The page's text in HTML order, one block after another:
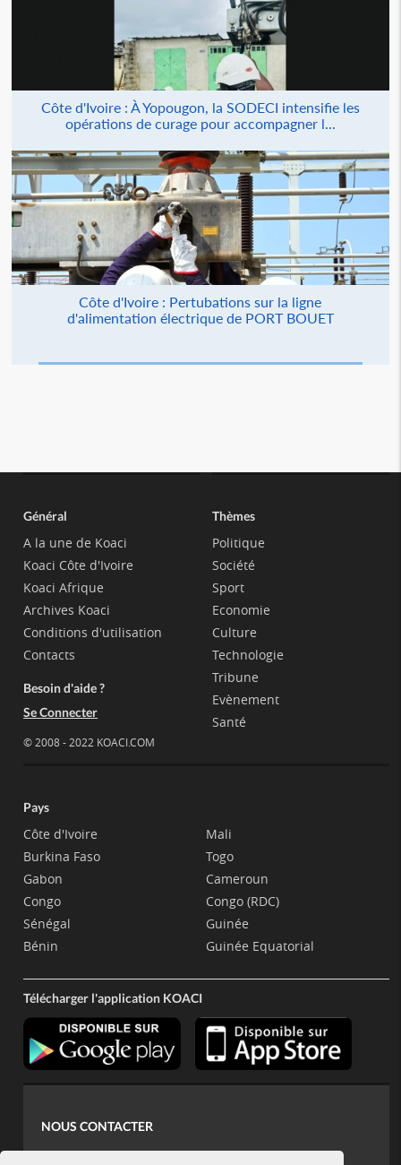
Côte d'Ivoire : À Yopougon, la SODECI intensifie les
opérations de curage pour accompagner l...
Côte d'Ivoire : Pertubations sur la ligne
d'alimentation électrique de PORT BOUET
Général
A la une de Koaci
Koaci Côte d'Ivoire
Koaci Afrique
Archives Koaci
Conditions d'utilisation
Contacts
Besoin d'aide ?
Se Connecter
© 2008 - 2022 KOACI.COM
Thèmes
Politique
Société
Sport
Economie
Culture
Technologie
Tribune
Evènement
Santé
Pays
Côte d'Ivoire
Burkina Faso
Gabon
Congo
Sénégal
Bénin
Mali
Togo
Cameroun
Congo (RDC)
Guinée
Guinée Equatorial
Télécharger l'application KOACI
NOUS CONTACTER